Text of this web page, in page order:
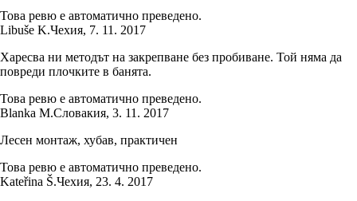
Това ревю е автоматично преведено.
Libuše K.Чехия, 7. 11. 2017
Харесва ни методът на закрепване без пробиване. Той няма да
повреди плочките в банята.
Това ревю е автоматично преведено.
Blanka M.Словакия, 3. 11. 2017
Лесен монтаж, хубав, практичен
Това ревю е автоматично преведено.
Kateřina Š.Чехия, 23. 4. 2017